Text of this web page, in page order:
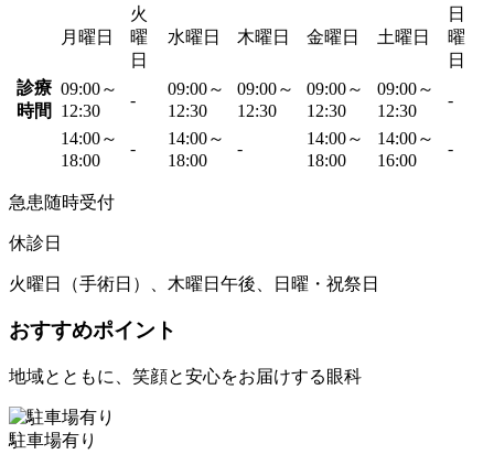
月曜日
火
曜
日
水曜日 木曜日 金曜日 土曜日
日
曜
日
診療
時間
09:00～
12:30
-
09:00～
12:30
09:00～
12:30
09:00～
12:30
09:00～
12:30
-
14:00～
18:00
-
14:00～
18:00
-
14:00～
18:00
14:00～
16:00
-
急患随時受付
休診日
火曜日（手術日）、木曜日午後、日曜・祝祭日
おすすめポイント
地域とともに、笑顔と安心をお届けする眼科
駐車場有り